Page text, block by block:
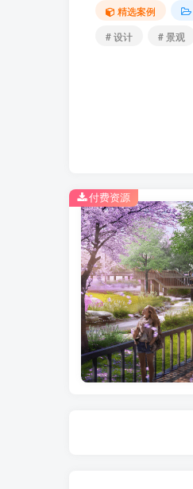
漫步道.png
精选案例
# 设计
# 景观
付费资源